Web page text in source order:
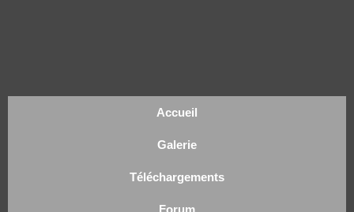
Accueil
Galerie
Téléchargements
Forum